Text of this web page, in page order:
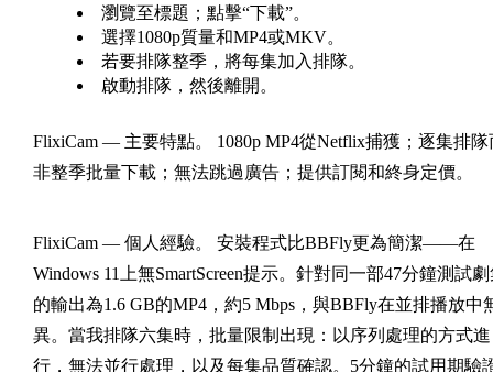
瀏覽至標題；點擊“下載”。
選擇1080p質量和MP4或MKV。
若要排隊整季，將每集加入排隊。
啟動排隊，然後離開。
FlixiCam — 主要特點。
1080p MP4從Netflix捕獲；逐集排隊
非整季批量下載；無法跳過廣告；提供訂閱和終身定價。
FlixiCam — 個人經驗。
安裝程式比BBFly更為簡潔——在
Windows 11上無SmartScreen提示。針對同一部47分鐘測試
的輸出為1.6 GB的MP4，約5 Mbps，與BBFly在並排播放中
異。當我排隊六集時，批量限制出現：以序列處理的方式進
行，無法並行處理，以及每集品質確認。5分鐘的試用期驗